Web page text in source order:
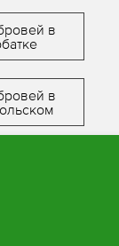
в
в